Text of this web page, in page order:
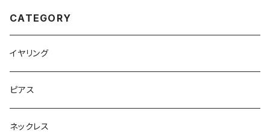
CATEGORY
イヤリング
ピアス
ネックレス